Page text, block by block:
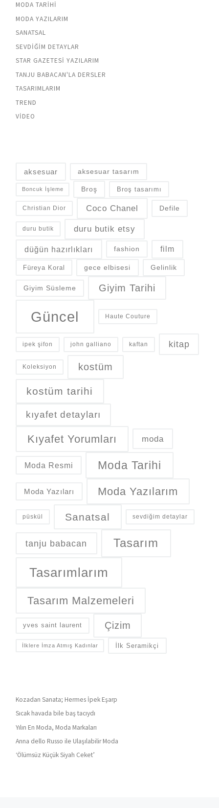
MODA TARIHI
MODA YAZILARIM
SANATSAL
SEVDIĞIM DETAYLAR
STAR GAZETESI YAZILARIM
TANJU BABACAN'LA DERSLER
TASARIMLARIM
TREND
VIDEO
aksesuar aksesuar tasarım
Boncuk İşleme Broş Broş tasarımı
Christian Dior Coco Chanel Defile
duru butik duru butik etsy
düğün hazırlıkları fashion film
Füreya Koral gece elbisesi Gelinlik
Giyim Süsleme Giyim Tarihi
Güncel Haute Couture
ipek şifon john galliano kaftan kitap
Koleksiyon kostüm
kostüm tarihi
kıyafet detayları
Kıyafet Yorumları moda
Moda Resmi Moda Tarihi
Moda Yazıları Moda Yazılarım
püskül Sanatsal sevdiğim detaylar
tanju babacan Tasarım
Tasarımlarım
Tasarım Malzemeleri
yves saint laurent Çizim
İlklere İmza Atmış Kadınlar İlk Seramikçi
Kozadan Sanata; Hermes İpek Eşarp
Sıcak havada bile baş tacıydı
Yılın En Moda, Moda Markaları
Anna dello Russo ile Ulaşılabilir Moda
‘Ölümsüz Küçük Siyah Ceket’